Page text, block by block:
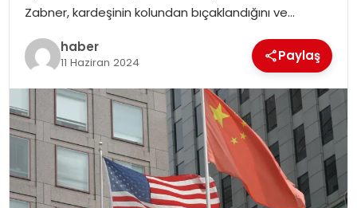
Zabner, kardeşinin kolundan bıçaklandığını ve…
haber
11 Haziran 2024 Paylaş